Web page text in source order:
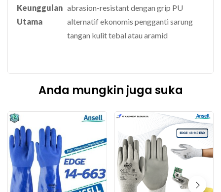
Keunggulan
Utama
abrasion-resistant dengan grip PU
alternatif ekonomis pengganti sarung
tangan kulit tebal atau aramid
Anda mungkin juga suka